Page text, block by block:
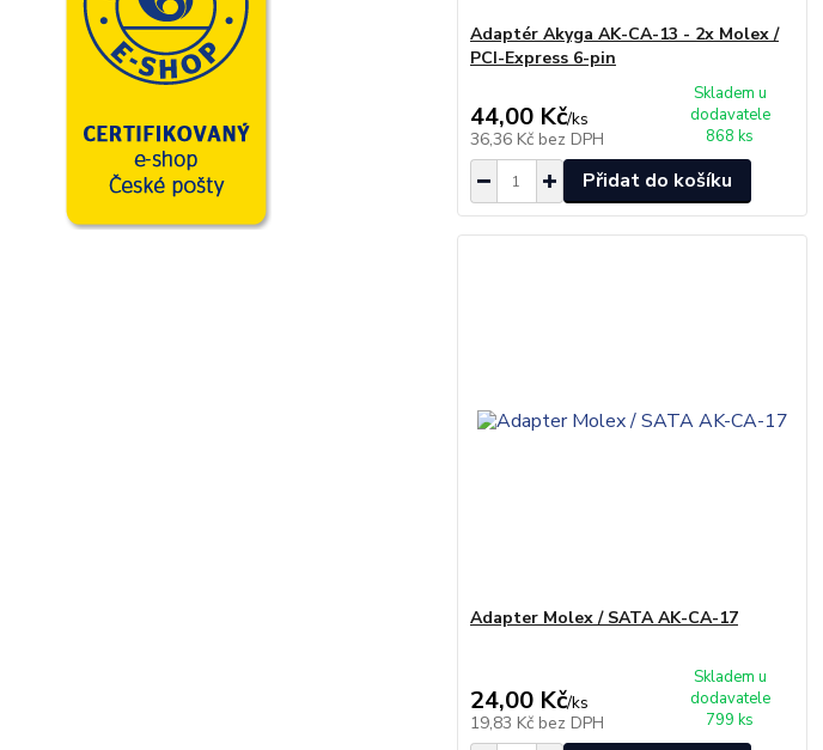
Adaptér Akyga AK-CA-13 - 2x Molex /
PCI-Express 6-pin
44,00 Kč/ks
36,36 Kč bez DPH
Skladem u
dodavatele
868 ks
Přidat do košíku
Adapter Molex / SATA AK-CA-17
24,00 Kč/ks
19,83 Kč bez DPH
Skladem u
dodavatele
799 ks